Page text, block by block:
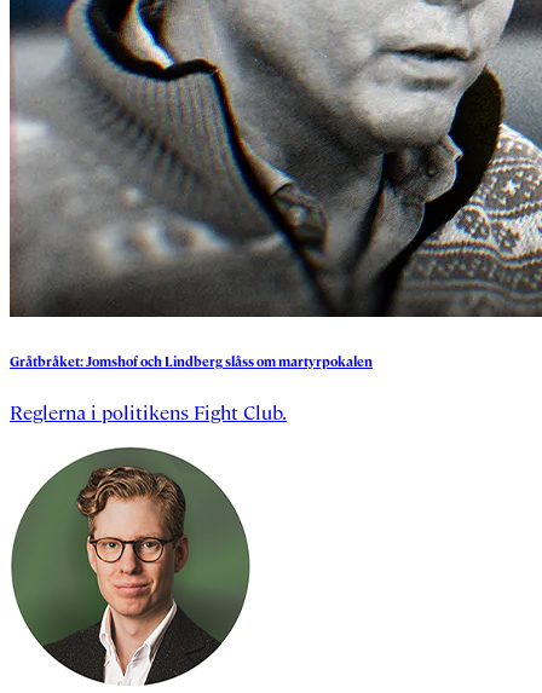
Gråtbråket:JomshofochLindbergslåssommartyrpokalen
Reglerna i politikens Fight Club.